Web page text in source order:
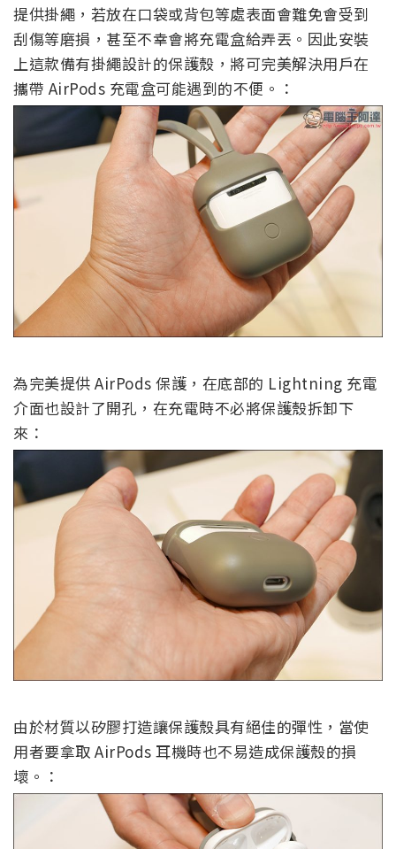
提供掛繩，若放在口袋或背包等處表面會難免會受到
刮傷等磨損，甚至不幸會將充電盒給弄丟。因此安裝
上這款備有掛繩設計的保護殼，將可完美解決用戶在
攜帶 AirPods 充電盒可能遇到的不便。：
為完美提供 AirPods 保護，在底部的 Lightning 充電
介面也設計了開孔，在充電時不必將保護殼拆卸下
來：
由於材質以矽膠打造讓保護殼具有絕佳的彈性，當使
用者要拿取 AirPods 耳機時也不易造成保護殼的損
壞。：